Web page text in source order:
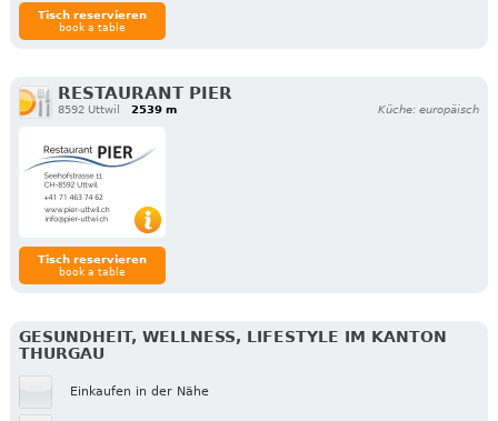
Tisch reservieren
book a table
RESTAURANT PIER
8592 Uttwil 2539 m Küche: europäisch
Tisch reservieren
book a table
GESUNDHEIT, WELLNESS, LIFESTYLE IM KANTON
THURGAU
Einkaufen in der Nähe